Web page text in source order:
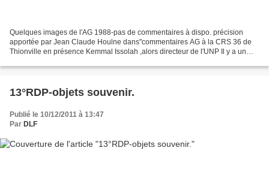
Quelques images de l'AG 1988-pas de commentaires à dispo. précision
apportée par Jean Claude Houlne dans"commentaires AG à la CRS 36 de
Thionville en présence Kemmal Issolah ,alors directeur de l'UNP Il y a un
13°RDP-objets souvenir.
Publié le 10/12/2011 à 13:47
Par DLF